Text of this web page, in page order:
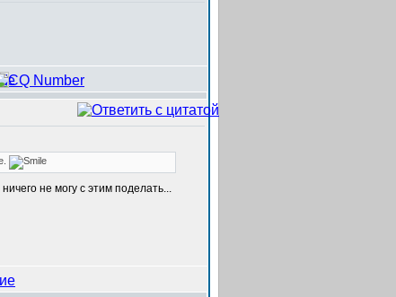
не могу с этим поделать...